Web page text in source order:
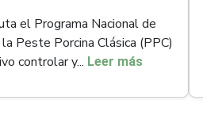
el Programa Nacional de
Peste Porcina Clásica (PPC)
controlar y... Leer más